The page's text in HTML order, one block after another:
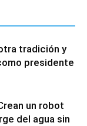
tradición y
presidente
un robot
del agua sin